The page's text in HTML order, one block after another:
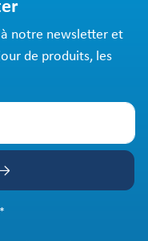
notre newsletter et
de produits, les
*